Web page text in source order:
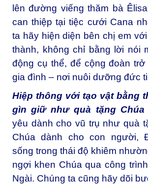
lên đường viếng thăm bà
can thiệp tại tiệc cưới Cana
ta hãy hiện diện bên chị em
thành, không chỉ bằng lời nói
động cụ thể, để cộng đoàn trở
gia đình – nơi nuôi dưỡng đức
Hiệp thông với tạo vật bằng
gìn giữ như quà tặng Chúa
yêu dành cho vũ trụ như quà
Chúa dành cho con người,
sống trong thái độ khiêm
ngợi khen Chúa qua công
Ngài. Chúng ta cũng hãy dõi